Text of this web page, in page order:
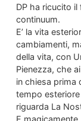
DP ha ricucito
continuum.
E’ la vita
cambiamenti,
della vita, con
Pienezza, che
in chiesa prima
tempo
riguarda La
E